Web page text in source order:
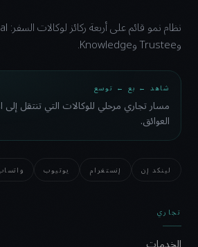
وTrustee وKnowledge.
شاهد ← بع ← توسع
مسار تجاري مرحلي للوكالات التي تنتقل إلى
العوائق.
لينكد إن إنستغرام يوتيوب
تجاري